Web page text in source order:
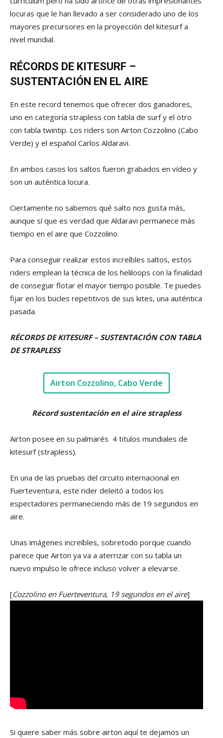
locuras que le han llevado a ser considerado uno de los
mayores precursores en la proyección del kitesurf a
nivel mundial.
RÉCORDS DE KITESURF –
SUSTENTACIÓN EN EL AIRE
En este record tenemos que ofrecer dos ganadores,
uno en categoría strapless con tabla de surf y el otro
con tabla twintip. Los riders son Airton Cozzolino (Cabo
Verde) y el español Carlos Aldaravi.
En ambos casos los saltos fueron grabados en vídeo y
son un auténtica locura.
Ciertamente no sabemos qué salto nos gusta más,
aunque sí que es verdad que Aldaravi permanece más
tiempo en el aire que Cozzolino.
Para conseguir realizar estos increíbles saltos, estos
riders emplean la técnica de los heliloops con la finalidad
de conseguir flotar el mayor tiempo posible. Te puedes
fijar en los bucles repetitivos de sus kites, una auténtica
pasada.
RÉCORDS DE KITESURF – SUSTENTACIÓN CON TABLA
DE STRAPLESS
Airton Cozzolino, Cabo Verde
Récord sustentación en el aire strapless
Airton posee en su palmarés 4 titulos mundiales de
kitesurf (strapless).
En una de las pruebas del circuito internacional en
Fuerteventura, este rider deleitó a todos los
espectadores permaneciendo más de 19 segundos en
aire.
Unas imágenes increíbles, sobretodo porque cuando
parece que Airton ya va a aterrizar con su tabla un
nuevo impulso le ofrece incluso volver a elevarse.
[Cozzolino en Fuerteventura, 19 segundos en el aire]
Si quiere saber más sobre airton aquí te dejamos un